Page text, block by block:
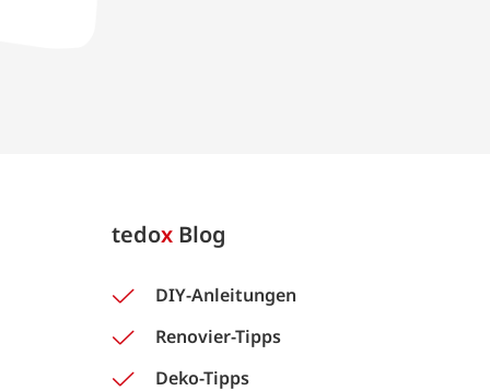
tedox Blog
DIY-Anleitungen
Renovier-Tipps
Deko-Tipps